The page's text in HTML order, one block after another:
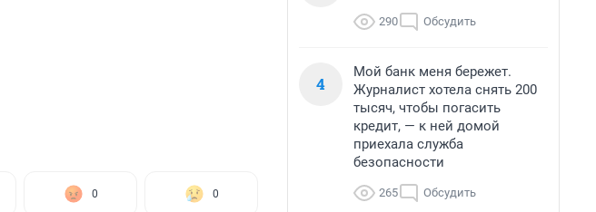
0 0
290 Обсудить
4
Мой банк меня бережет.
Журналист хотела снять 200
тысяч, чтобы погасить
кредит, — к ней домой
приехала служба
безопасности
265 Обсудить